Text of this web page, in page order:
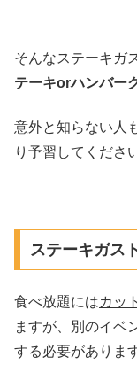
そんなステーキガ
テーキorハンバー
意外と知らない人
り予習してくださ
ステーキガス
食べ放題にはカッ
ますが、別のイベ
する必要がありま